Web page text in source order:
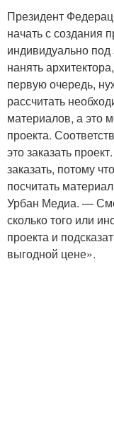
Президент
начать с создания
индивидуально под
нанять
первую очередь,
рассчитать
материалов, а это
проекта.
это заказать
заказать, потому
посчитать
Урбан Медиа. —
сколько того или
проекта и
выгодной цене».